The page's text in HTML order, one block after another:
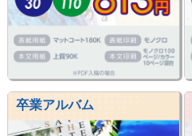
卒業アルバム